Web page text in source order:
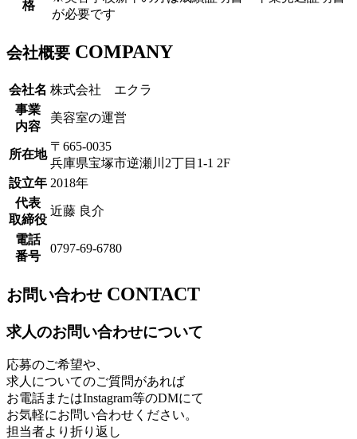
格
が必要です
会社概要 COMPANY
会社名 株式会社 エクラ
事業
内容
美容室の運営
所在地
〒665-0035
兵庫県宝塚市逆瀬川2丁目1-1 2F
設立年 2018年
代表
取締役
近藤 良介
電話
番号
0797-69-6780
お問い合わせ CONTACT
求人のお問い合わせについて
応募のご希望や、
求人についてのご質問があれば
お電話またはInstagram等のDMにて
お気軽にお問い合わせください。
担当者より折り返し